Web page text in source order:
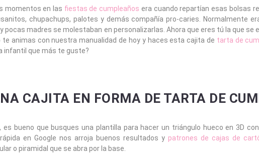
momentos en las fiestas de cumpleaños era cuando repartían esas bolsas
chupachups, palotes y demás compañía pro-caries. Normalmente
pocas madres se molestaban en personalizarlas. Ahora que eres tú la que se
te animas con nuestra manualidad de hoy y haces esta cajita de tarta de
infantil que más te guste?
CAJITA EN FORMA DE TARTA DE
bueno que busques una plantilla para hacer un triángulo hueco en 3D
en Google nos arroja buenos resultados y patrones de cajas de
o piramidal que se abra por la base.